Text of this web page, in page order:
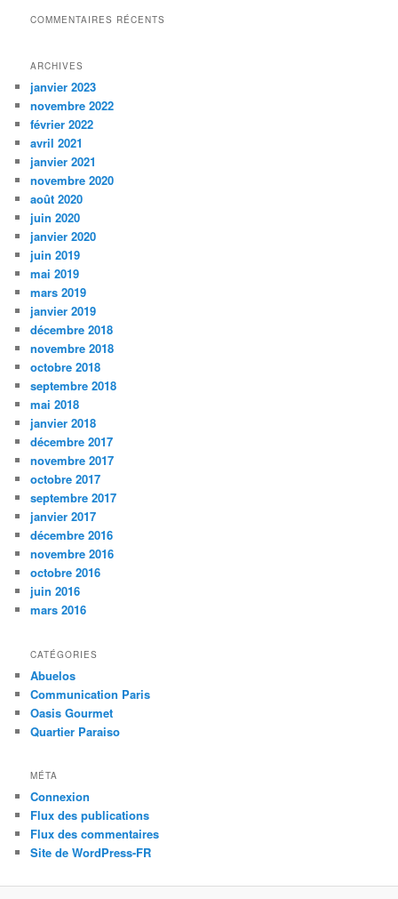
COMMENTAIRES RÉCENTS
ARCHIVES
janvier 2023
novembre 2022
février 2022
avril 2021
janvier 2021
novembre 2020
août 2020
juin 2020
janvier 2020
juin 2019
mai 2019
mars 2019
janvier 2019
décembre 2018
novembre 2018
octobre 2018
septembre 2018
mai 2018
janvier 2018
décembre 2017
novembre 2017
octobre 2017
septembre 2017
janvier 2017
décembre 2016
novembre 2016
octobre 2016
juin 2016
mars 2016
CATÉGORIES
Abuelos
Communication Paris
Oasis Gourmet
Quartier Paraiso
MÉTA
Connexion
Flux des publications
Flux des commentaires
Site de WordPress-FR